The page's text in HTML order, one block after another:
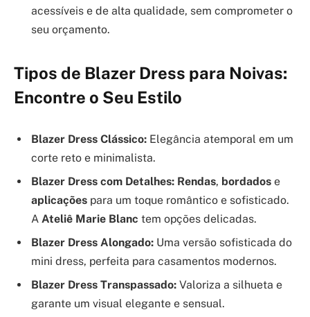
acessíveis e de alta qualidade, sem comprometer o
seu orçamento.
Tipos de Blazer Dress para Noivas:
Encontre o Seu Estilo
Blazer Dress Clássico: Elegância atemporal em um
corte reto e minimalista.
Blazer Dress com Detalhes: Rendas, bordados e
aplicações para um toque romântico e sofisticado.
A Ateliê Marie Blanc tem opções delicadas.
Blazer Dress Alongado: Uma versão sofisticada do
mini dress, perfeita para casamentos modernos.
Blazer Dress Transpassado: Valoriza a silhueta e
garante um visual elegante e sensual.